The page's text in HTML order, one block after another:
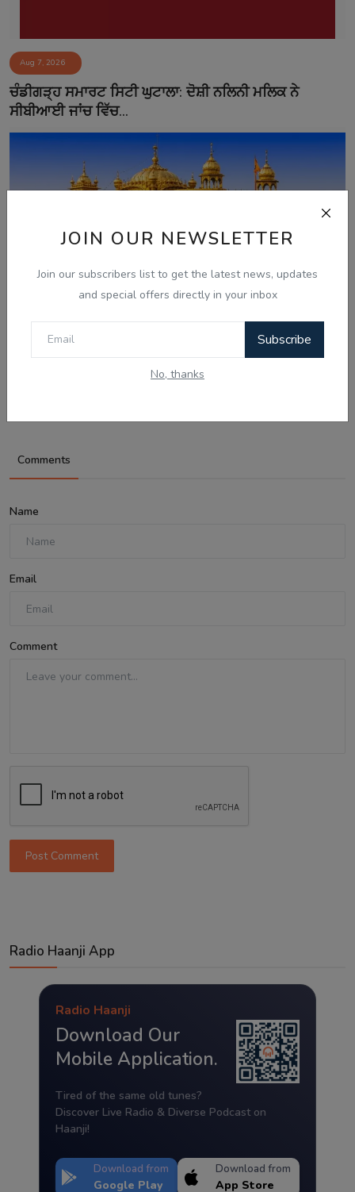
JOIN OUR NEWSLETTER
Join our subscribers list to get the latest news, updates
and special offers directly in your inbox
Subscribe
No, thanks
Aug 7, 2026
ਚੰਡੀਗੜ੍ਹ ਸਮਾਰਟ ਸਿਟੀ ਘੁਟਾਲਾ: ਦੋਸ਼ੀ ਨਲਿਨੀ ਮਲਿਕ ਨੇ
ਸੀਬੀਆਈ ਜਾਂਚ ਵਿੱਚ...
Aug 7, 2026
ਸ੍ਰੀ ਹਰਿਮੰਦਰ ਸਾਹਿਬ ਤੋਂ ਪਾਵਨ ਗੁਰਬਾਣੀ ਦਾ ਪ੍ਰਸਾਰਣ ਹੁਣ
Comments
Name
Email
Comment
Post Comment
Radio Haanji App
Radio Haanji
Download Our
Mobile Application.
Tired of the same old tunes?
Discover Live Radio & Diverse Podcast on
Haanji!
Download from
Google Play
Download from
App Store